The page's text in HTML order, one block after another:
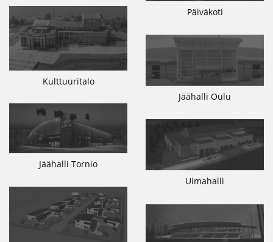
Päiväkoti
Kulttuuritalo
Jäähalli Oulu
Jäähalli Tornio
Uimahalli